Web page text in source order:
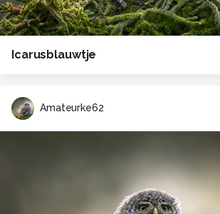
Icarusblauwtje
Amateurke62